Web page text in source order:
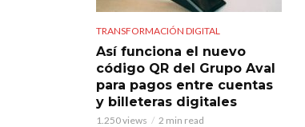
TRANSFORMACIÓN DIGITAL
Así funciona el nuevo
código QR del Grupo Aval
para pagos entre cuentas
y billeteras digitales
1.250 views 2 min read